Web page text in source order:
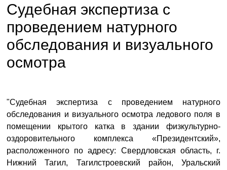
Судебная экспертиза с
проведением натурного
обследования и визуального
осмотра
"Судебная экспертиза с проведением натурного
обследования и визуального осмотра ледового поля в
помещении крытого катка в здании физкультурно-
оздоровительного комплекса «Президентский»,
расположенного по адресу: Свердловская область, г.
Нижний Тагил, Тагилстроевский район, Уральский